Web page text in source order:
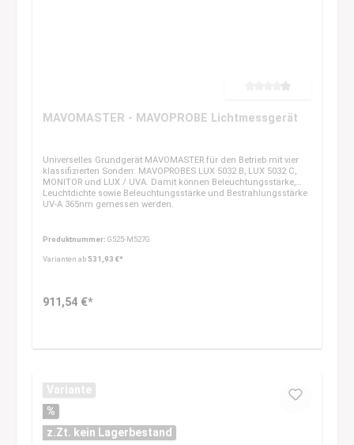
MAVOMASTER - MAVOPROBE Lichtmessgerät
Universelles Grundgerät MAVOMASTER für den Betrieb mit vier
klassifizierten Sonden: MAVOPROBES LUX 5032 B, LUX 5032 C,
MONITOR und LUX / UVA. Damit können Beleuchtungsstärke,
Leuchtdichte sowie Beleuchtungsstärke und Bestrahlungsstärke
UV-A 365nm gemessen werden.
Produktnummer: G525-M527G
Varianten ab531,93 €*
911,54 €*
Variante
%
z.Zt. kein Lagerbestand